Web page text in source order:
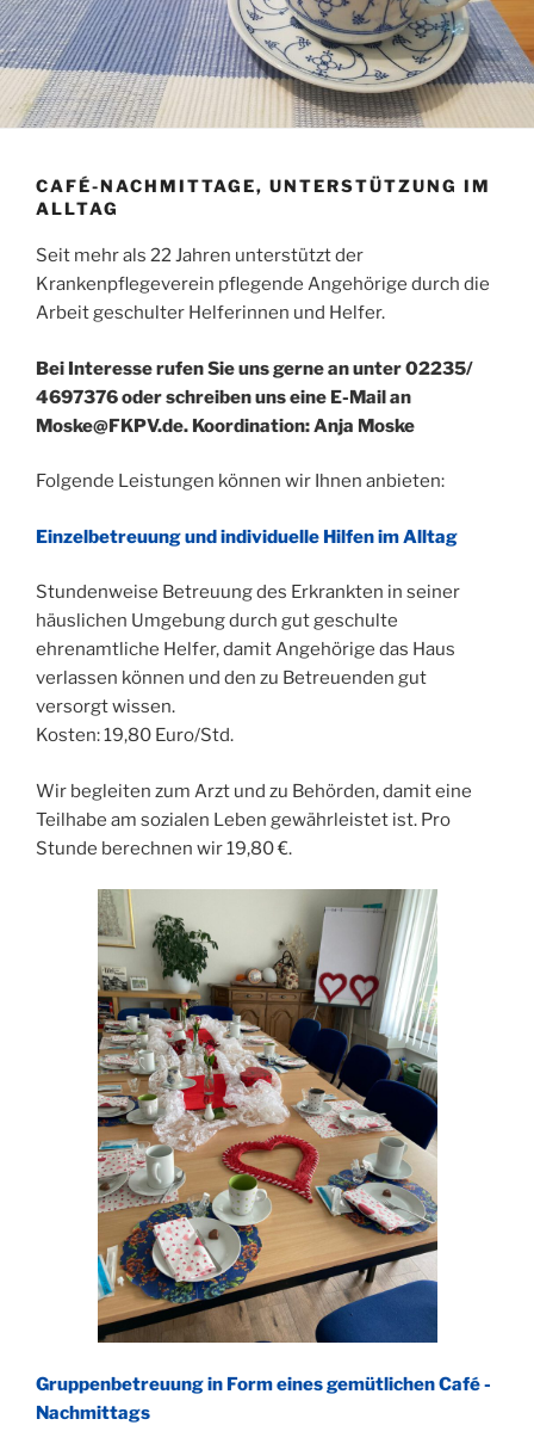
CAFÉ-NACHMITTAGE, UNTERSTÜTZUNG IM
ALLTAG
Seit mehr als 22 Jahren unterstützt der
Krankenpflegeverein pflegende Angehörige durch die
Arbeit geschulter Helferinnen und Helfer.
Bei Interesse rufen Sie uns gerne an unter 02235/
4697376 oder schreiben uns eine E-Mail an
Moske@FKPV.de. Koordination: Anja Moske
Folgende Leistungen können wir Ihnen anbieten:
Einzelbetreuung und individuelle Hilfen im Alltag
Stundenweise Betreuung des Erkrankten in seiner
häuslichen Umgebung durch gut geschulte
ehrenamtliche Helfer, damit Angehörige das Haus
verlassen können und den zu Betreuenden gut
versorgt wissen.
Kosten: 19,80 Euro/Std.
Wir begleiten zum Arzt und zu Behörden, damit eine
Teilhabe am sozialen Leben gewährleistet ist. Pro
Stunde berechnen wir 19,80 €.
Gruppenbetreuung in Form eines gemütlichen Café -
Nachmittags